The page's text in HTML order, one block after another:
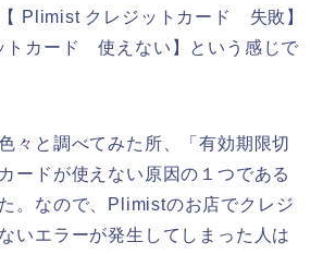
Plimist クレジットカード 失敗】
トカード 使えない】という感じで
々と調べてみた所、「有効期限切
ードが使えない原因の１つである
。なので、Plimistのお店でクレジ
いエラーが発生してしまった人は